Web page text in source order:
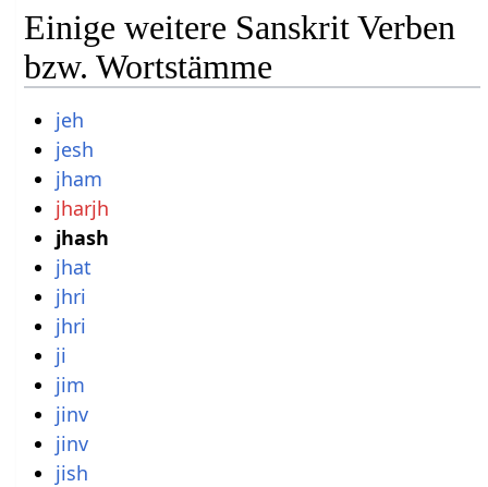
Einige weitere Sanskrit Verben
bzw. Wortstämme
jeh
jesh
jham
jharjh
jhash
jhat
jhri
jhri
ji
jim
jinv
jinv
jish